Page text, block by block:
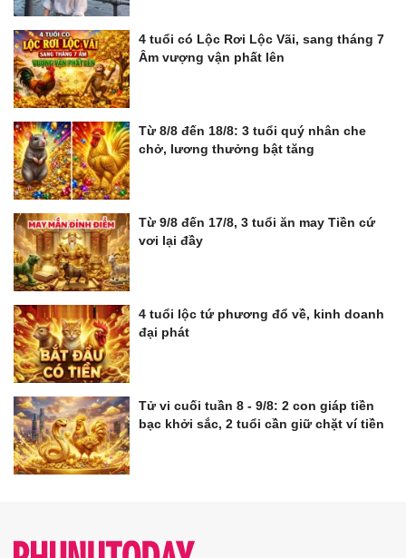
4 tuổi có Lộc Rơi Lộc Vãi, sang tháng 7
Âm vượng vận phất lên
Từ 8/8 đến 18/8: 3 tuổi quý nhân che
chở, lương thưởng bật tăng
Từ 9/8 đến 17/8, 3 tuổi ăn may Tiền cứ
vơi lại đầy
4 tuổi lộc tứ phương đổ về, kinh doanh
đại phát
Tử vi cuối tuần 8 - 9/8: 2 con giáp tiền
bạc khởi sắc, 2 tuổi cần giữ chặt ví tiền